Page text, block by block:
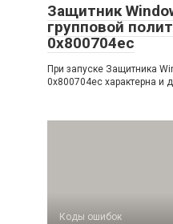
Защитник
групповой
0x800704ec
При запуске Защитника
0x800704ec характерна и
Коды ошибок